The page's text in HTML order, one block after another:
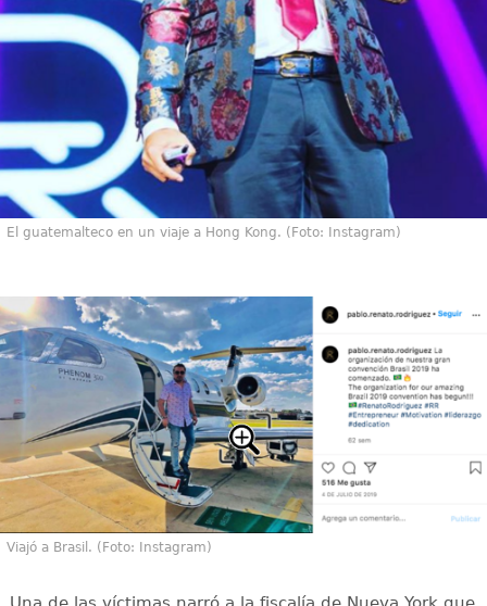
El guatemalteco en un viaje a Hong Kong. (Foto: Instagram)
Viajó a Brasil. (Foto: Instagram)